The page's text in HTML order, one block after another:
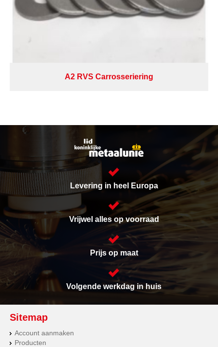
A2 RVS Carrosseriering
Levering in heel Europa
Vrijwel alles op voorraad
Prijs op maat
Volgende werkdag in huis
Sitemap
Account aanmaken
Producten